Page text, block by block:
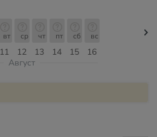
11
вт
12
ср
13
чт
14
пт
15
сб
16
вс
Август